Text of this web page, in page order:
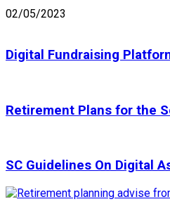
02/05/2023
Digital Fundraising
Retirement Plans for the
SC Guidelines On Digital